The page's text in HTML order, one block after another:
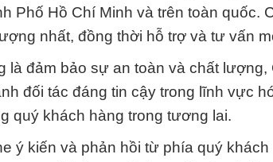
Phố Hồ Chí Minh và trên toàn quốc.
nhất, đồng thời hỗ trợ và tư vấn
là đảm bảo sự an toàn và chất
đối tác đáng tin cậy trong lĩnh vực
quý khách hàng trong tương lai.
ý kiến và phản hồi từ phía quý